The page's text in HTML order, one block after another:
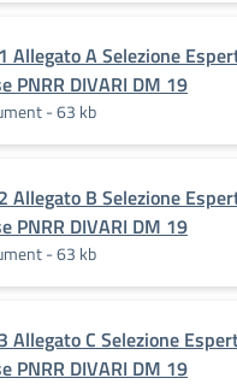
Allegato A Selezione
PNRR DIVARI DM 19
- 63 kb
Allegato B Selezione
PNRR DIVARI DM 19
- 63 kb
Allegato C Selezione
PNRR DIVARI DM 19